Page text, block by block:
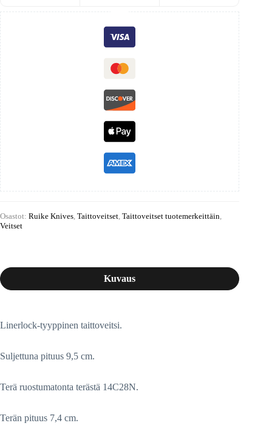
Osastot: Ruike Knives, Taittoveitset, Taittoveitset tuotemerkeittäin,
Veitset
Kuvaus
Linerlock-tyyppinen taittoveitsi.
Suljettuna pituus 9,5 cm.
Terä ruostumatonta terästä 14C28N.
Terän pituus 7,4 cm.